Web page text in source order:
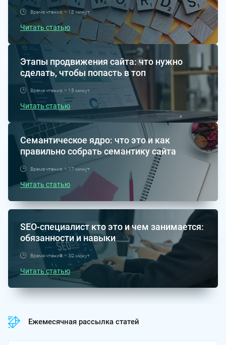
Время чтения: ≈ 18 минут
Читать статью
Этапы продвижения сайта: что нужно
сделать, чтобы попасть в топ
Время чтения: ≈ 15 минут
Читать статью
Семантическое ядро: что это и как
правильно собрать семантику сайта
Время чтения: ≈ 17 минут
Читать статью
SEO-специалист кто это и чем занимается:
обязанности и навыки
Время чтения: ≈ 30 минут
Читать статью
Ежемесячная рассылка статей